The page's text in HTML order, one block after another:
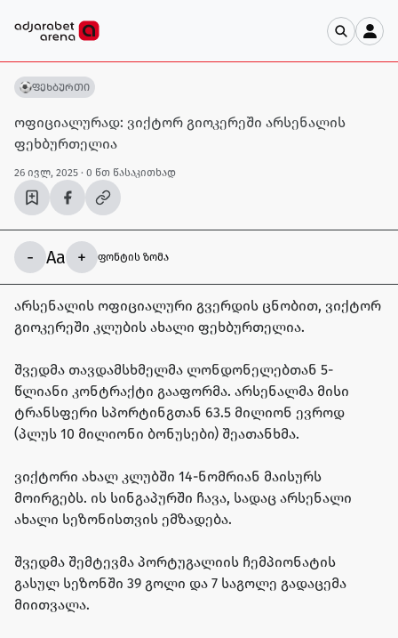
ფეხბურთი
ოფიციალურად: ვიქტორ გიოკერეში არსენალის
ფეხბურთელია
26 ივლ, 2025 · 0 წთ წასაკითხად
- Aa + ფონტის ზომა
არსენალის ოფიციალური გვერდის ცნობით, ვიქტორ
გიოკერეში კლუბის ახალი ფეხბურთელია.
შვედმა თავდამსხმელმა ლონდონელებთან 5-
წლიანი კონტრაქტი გააფორმა. არსენალმა მისი
ტრანსფერი სპორტინგთან 63.5 მილიონ ევროდ
(პლუს 10 მილიონი ბონუსები) შეათანხმა.
ვიქტორი ახალ კლუბში 14-ნომრიან მაისურს
მოირგებს. ის სინგაპურში ჩავა, სადაც არსენალი
ახალი სეზონისთვის ემზადება.
შვედმა შემტევმა პორტუგალიის ჩემპიონატის
გასულ სეზონში 39 გოლი და 7 საგოლე გადაცემა
მიითვალა.